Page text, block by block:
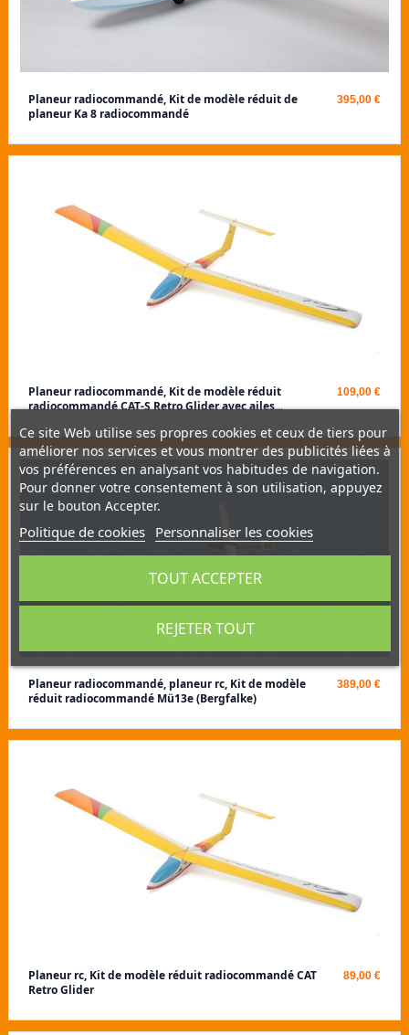
Planeur radiocommandé, Kit de modèle réduit de
planeur Ka 8 radiocommandé
395,00 €
Planeur radiocommandé, Kit de modèle réduit
radiocommandé CAT-S Retro Glider avec ailes...
109,00 €
Planeur radiocommandé, planeur rc, Kit de modèle
réduit radiocommandé Mü13e (Bergfalke)
389,00 €
Planeur rc, Kit de modèle réduit radiocommandé CAT
Retro Glider
89,00 €
Ce site Web utilise ses propres cookies et ceux de tiers pour
améliorer nos services et vous montrer des publicités liées à
vos préférences en analysant vos habitudes de navigation.
Pour donner votre consentement à son utilisation, appuyez
sur le bouton Accepter.
Politique de cookies Personnaliser les cookies
REJETER TOUT
TOUT ACCEPTER